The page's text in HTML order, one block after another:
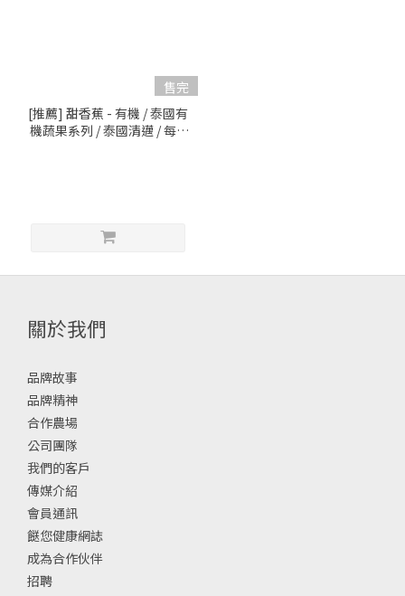
售完
[推薦] 甜香蕉 - 有機 / 泰國有
機蔬果系列 / 泰國清邁 / 每 1
關於我們
品牌故事
品牌精神
合作農場
公司團隊
我們的客戶
傳媒介紹
會員通訊
餸您健康網誌
成為合作伙伴
招聘